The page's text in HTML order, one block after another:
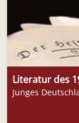
Literatur des
Junges